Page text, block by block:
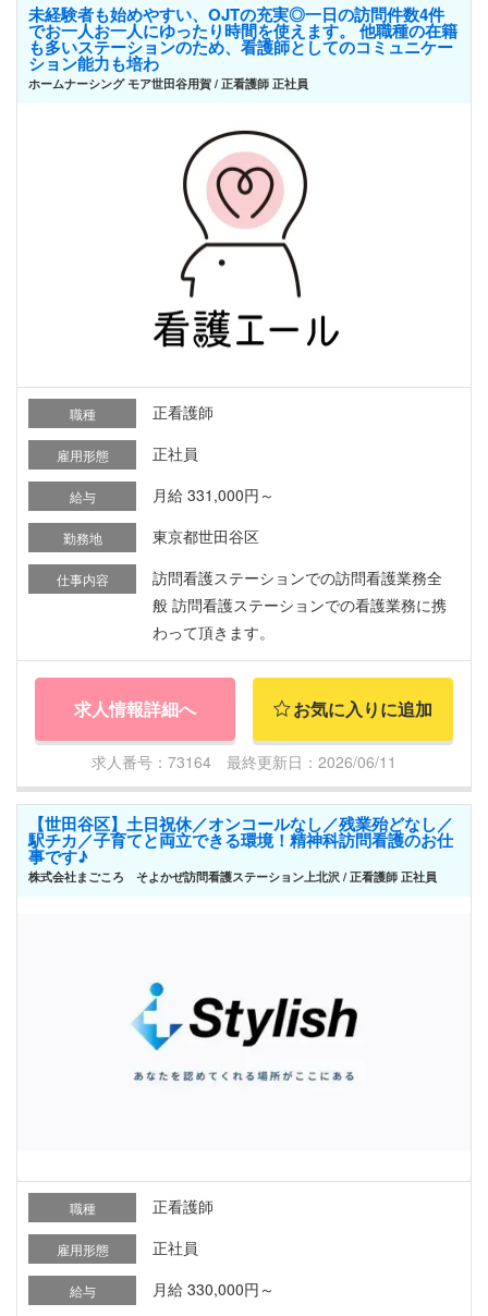
未経験者も始めやすい、OJTの充実◎一日の訪問件数4件
でお一人お一人にゆったり時間を使えます。 他職種の在籍
も多いステーションのため、看護師としてのコミュニケー
ション能力も培わ
ホームナーシング モア世田谷用賀 / 正看護師 正社員
職種 正看護師
雇用形態 正社員
給与 月給 331,000円～
勤務地 東京都世田谷区
仕事内容
訪問看護ステーションでの訪問看護業務全
般 訪問看護ステーションでの看護業務に携
わって頂きます。
求人情報詳細へ お気に入りに追加
求人番号：73164 最終更新日：2026/06/11
【世田谷区】土日祝休／オンコールなし／残業殆どなし／
駅チカ／子育てと両立できる環境！精神科訪問看護のお仕
事です♪
株式会社まごころ そよかぜ訪問看護ステーション上北沢 / 正看護師 正社員
職種 正看護師
雇用形態 正社員
給与 月給 330,000円～